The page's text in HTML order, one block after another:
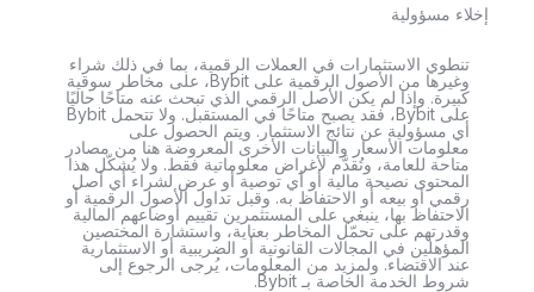
إخلاء مسؤولية
تنطوي الاستثمارات في العملات الرقمية، بما في ذلك شراء
وغيرها من الأصول الرقمية على Bybit، على مخاطر سوقية
كبيرة. وإذا لم يكن الأصل الرقمي الذي تبحث عنه متاحًا حاليًا
على Bybit، فقد يصبح متاحًا في المستقبل. ولا تتحمل Bybit
أي مسؤولية عن نتائج الاستثمار. ويتم الحصول على
معلومات الأسعار والبيانات الأخرى المعروضة هنا من مصادر
متاحة للعامة، وتُقدَّم لأغراض معلوماتية فقط. ولا يُشكّل هذا
المحتوى نصيحة مالية أو أي توصية أو عرض لشراء أي أصل
رقمي أو بيعه أو الاحتفاظ به. وقبل تداول الأصول الرقمية أو
الاحتفاظ بها، ينبغي على المستثمرين تقييم أوضاعهم المالية
وقدرتهم على تحمّل المخاطر بعناية، واستشارة المختصين
المؤهلين في المجالات القانونية أو الضريبية أو الاستثمارية
عند الاقتضاء. ولمزيد من المعلومات، يُرجى الرجوع إلى
شروط الخدمة الخاصة بـ Bybit.